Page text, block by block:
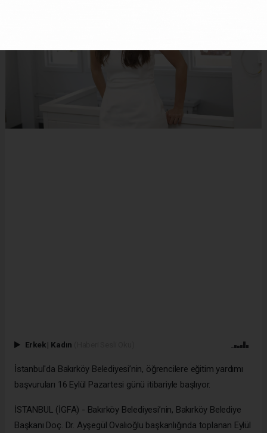
Erkek | Kadın
İstanbul'da Bakırköy Belediyesi’nin, öğrencilere eğitim yardımı
başvuruları 16 Eylül Pazartesi günü itibariyle başlıyor.
İSTANBUL (İGFA) - Bakırköy Belediyesi’nin, Bakırköy Belediye
Başkanı Doç. Dr. Ayşegül Ovalıoğlu başkanlığında toplanan Eylül